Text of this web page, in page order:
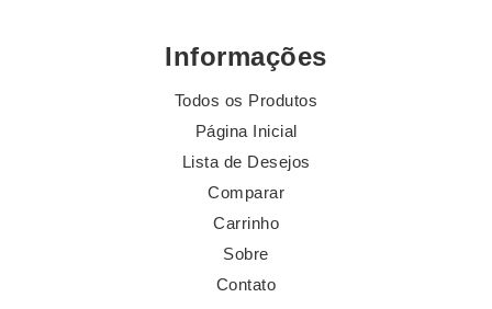
Informações
Todos os Produtos
Página Inicial
Lista de Desejos
Comparar
Carrinho
Sobre
Contato